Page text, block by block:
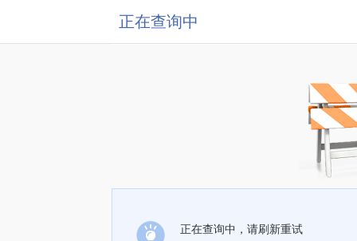
正在查询中
正在查询中，请刷新重试